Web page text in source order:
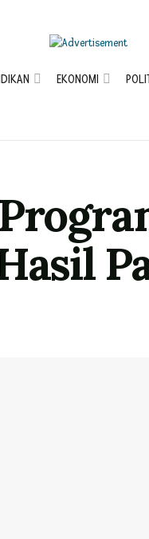
EKONOMI